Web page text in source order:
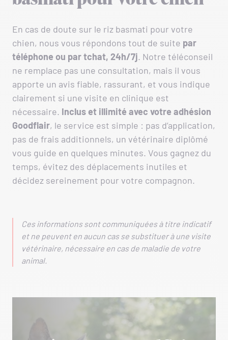
En cas de doute sur le riz basmati pour votre
chien, nous vous répondons tout de suite par
téléphone ou par tchat, 24h/7j. Notre téléconseil
ne remplace pas une consultation, mais il vous
apporte un avis fiable, rassurant, et vous indique
clairement si une visite en clinique est
nécessaire. Inclus et illimité avec votre adhésion
Goodflair, le service est simple : pas d’application,
pas de frais additionnels, un vétérinaire diplômé
vous guide en quelques minutes. Vous gagnez du
temps, évitez des déplacements inutiles et
décidez sereinement pour votre compagnon.
Ces informations sont communiquées à titre indicatif
et ne peuvent en aucun cas se substituer à une visite
vétérinaire, nécessaire en cas de maladie de votre
animal.